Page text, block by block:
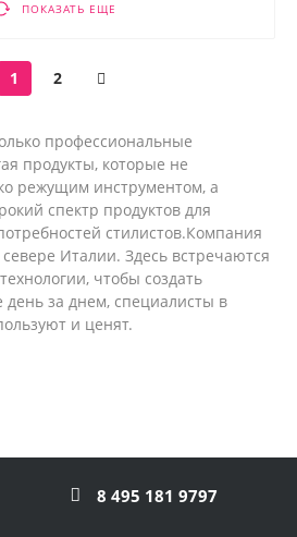
ПОКАЗАТЬ ЕЩЕ
1
2
профессиональные
продукты, которые не
режущим инструментом, а
спектр продуктов для
стилистов.Компания
Италии. Здесь встречаются
чтобы создать
день за днем, специалисты в
и ценят.
8 495 181 9797